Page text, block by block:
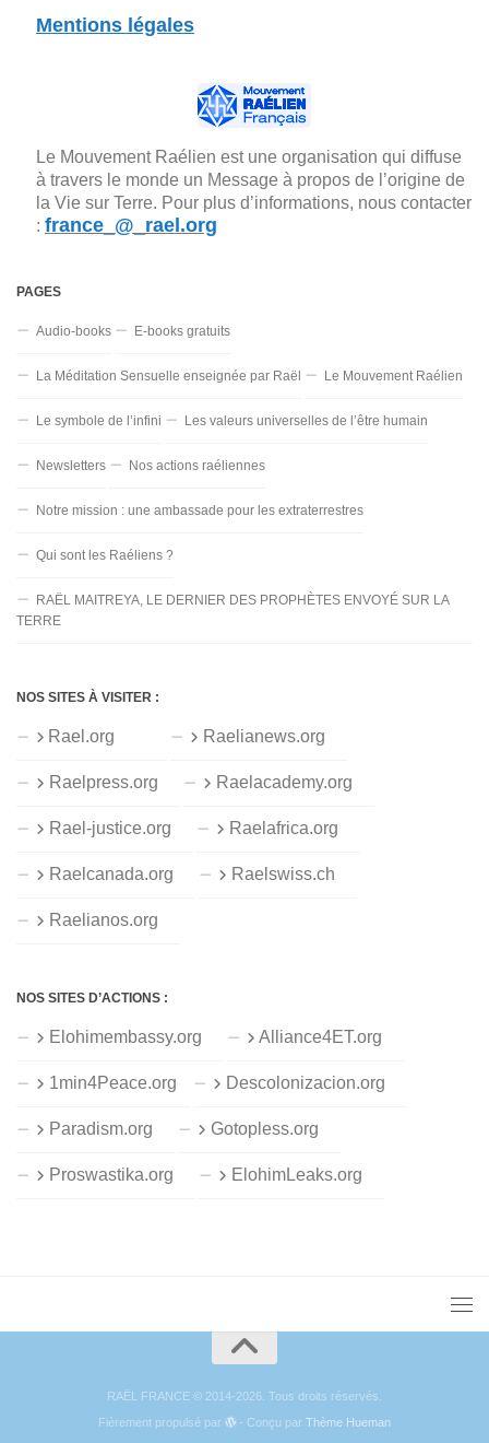
Mentions légales
Le Mouvement Raélien est une organisation qui diffuse
à travers le monde un Message à propos de l’origine de
la Vie sur Terre. Pour plus d’informations, nous contacter
: france_@_rael.org
PAGES
Audio-books E-books gratuits
La Méditation Sensuelle enseignée par Raël Le Mouvement Raélien
Le symbole de l’infini Les valeurs universelles de l’être humain
Newsletters Nos actions raéliennes
Notre mission : une ambassade pour les extraterrestres
Qui sont les Raéliens ?
RAËL MAITREYA, LE DERNIER DES PROPHÈTES ENVOYÉ SUR LA
TERRE
NOS SITES À VISITER :
Rael.org Raelianews.org
Raelpress.org Raelacademy.org
Rael-justice.org Raelafrica.org
Raelcanada.org Raelswiss.ch
Raelianos.org
NOS SITES D’ACTIONS :
Elohimembassy.org Alliance4ET.org
1min4Peace.org Descolonizacion.org
Paradism.org Gotopless.org
Proswastika.org ElohimLeaks.org
RAËL FRANCE © 2014-2026. Tous droits réservés.
Fièrement propulsé par
- Conçu parThème Hueman